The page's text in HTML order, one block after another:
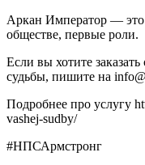
Аркан Император — это
обществе, первые роли.
Если вы хотите
судьбы, пишите на
Подробнее про услугу
vashej-sudby/
#НПСАрмстронг